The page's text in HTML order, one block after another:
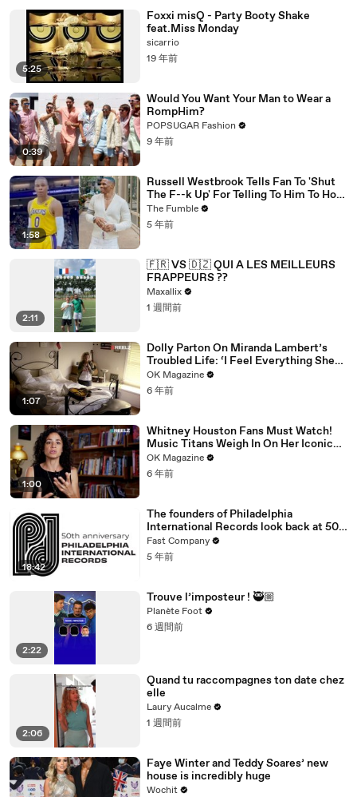
5:25
Foxxi misQ - Party Booty Shake
feat.Miss Monday
sicarrio
19 年前
0:39
Would You Want Your Man to Wear a
RompHim?
POPSUGAR Fashion
9 年前
1:58
Russell Westbrook Tells Fan To 'Shut
The F--k Up' For Telling To Him To How
To Play Better
The Fumble
5 年前
2:11
🇫🇷 VS 🇩🇿 QUI A LES MEILLEURS
FRAPPEURS ??
Maxallix
1 週間前
1:07
Dolly Parton On Miranda Lambert’s
Troubled Life: ‘I Feel Everything She
Writes’: Watch REELZ Doc
OK Magazine
6 年前
1:00
Whitney Houston Fans Must Watch!
Music Titans Weigh In On Her Iconic
Hits In REELZ Doc
OK Magazine
6 年前
18:42
The founders of Philadelphia
International Records look back at 50
years of Philly Soul
Fast Company
5 年前
2:22
Trouve l’imposteur ! 🥷🏼
Planète Foot
6 週間前
2:06
Quand tu raccompagnes ton date chez
elle
Laury Aucalme
1 週間前
Faye Winter and Teddy Soares’ new
house is incredibly huge
Wochit